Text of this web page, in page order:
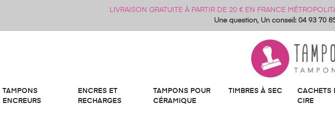
LIVRAISON GRATUITE À PARTIR DE 20 € EN FRANCE
Une question, Un conseil: 04 93 70
TAMPONS
ENCREURS
ENCRES ET
RECHARGES
TAMPONS POUR
CÉRAMIQUE
TIMBRES À SEC
CACHETS
CIRE